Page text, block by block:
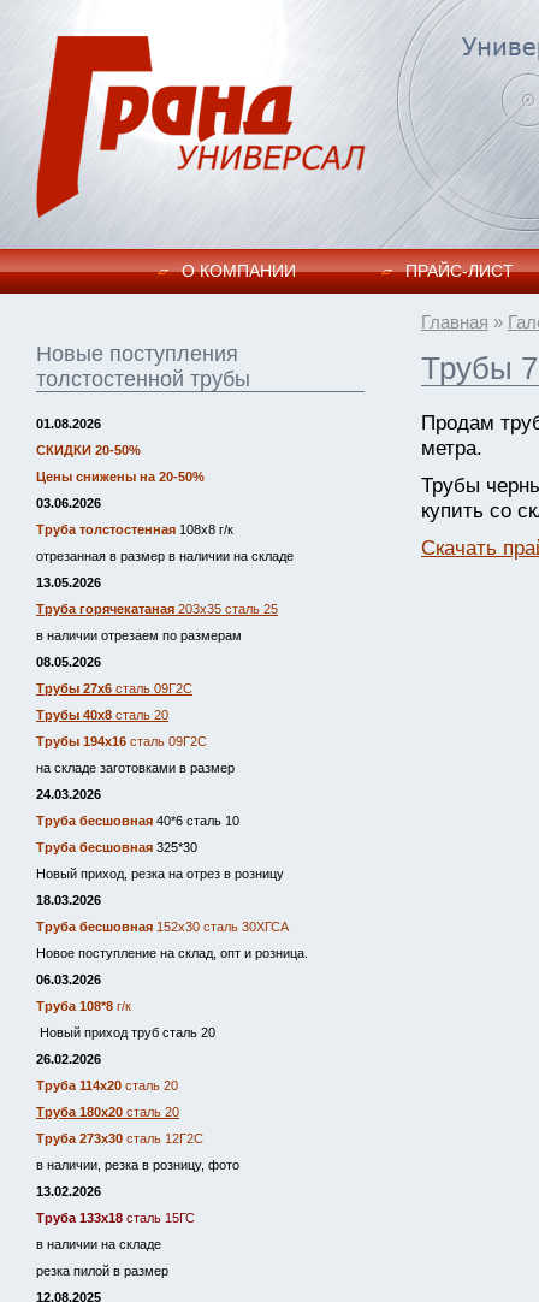
О КОМПАНИИ ПРАЙC-ЛИСТ
Новые поступления
толстостенной трубы
01.08.2026
СКИДКИ 20-50%
Цены снижены на 20-50%
03.06.2026
Труба толстостенная 108х8 г/к
отрезанная в размер в наличии на складе
13.05.2026
Труба горячекатаная 203х35 сталь 25
в наличии отрезаем по размерам
08.05.2026
Трубы 27х6 сталь 09Г2С
Трубы 40х8 сталь 20
Трубы 194х16 сталь 09Г2С
на складе заготовками в размер
24.03.2026
Труба бесшовная 40*6 сталь 10
Труба бесшовная 325*30
Новый приход, резка на отрез в розницу
18.03.2026
Труба бесшовная 152х30 сталь 30ХГСА
Новое поступление на склад, опт и розница.
06.03.2026
Труба 108*8 г/к
Новый приход труб сталь 20
26.02.2026
Труба 114х20 сталь 20
Труба 180х20 сталь 20
Труба 273х30 сталь 12Г2С
в наличии, резка в розницу, фото
13.02.2026
Труба 133х18 сталь 15ГС
в наличии на складе
резка пилой в размер
12.08.2025
Главная »
Трубы
Продам
метра.
Трубы
купить со
Скачать